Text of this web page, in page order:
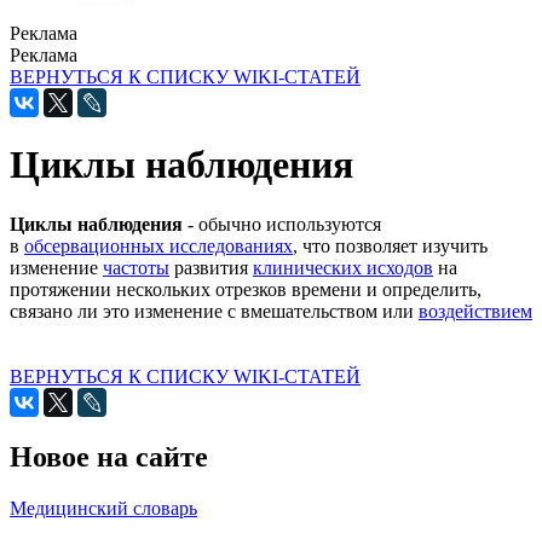
Реклама
Реклама
ВЕРНУТЬСЯ К СПИСКУ WIKI-СТАТЕЙ
Циклы наблюдения
Циклы наблюдения - обычно используются
в обсервационных исследованиях, что позволяет изучить
изменение частоты развития клинических исходов на
протяжении нескольких отрезков времени и определить,
связано ли это изменение с вмешательством или воздействием
ВЕРНУТЬСЯ К СПИСКУ WIKI-СТАТЕЙ
Новое на сайте
Медицинский словарь